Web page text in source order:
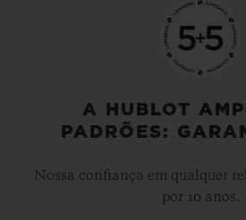
A HUBLOT
PADRÕES:
Nossa confiança em qualquer
por 10 anos.